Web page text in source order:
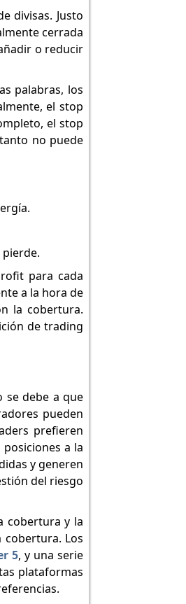
divisas. Justo
cerrada
o reducir
palabras, los
el stop
el stop
no puede
para cada
a la hora de
la cobertura.
de trading
se debe a que
pueden
prefieren
a la
y generen
del riesgo
cobertura y la
Los
5, y una serie
plataformas